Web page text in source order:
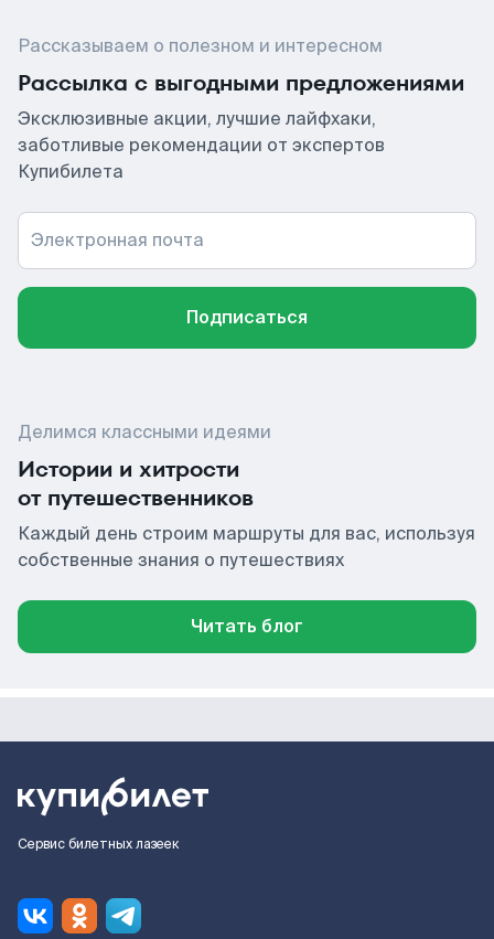
Рассказываем о полезном и интересном
Рассылка с выгодными предложениями
Эксклюзивные акции, лучшие лайфхаки,
заботливые рекомендации от экспертов
Купибилета
Электронная почта
Подписаться
Делимся классными идеями
Истории и хитрости
от путешественников
Каждый день строим маршруты для вас, используя
собственные знания о путешествиях
Читать блог
Сервис билетных лазеек